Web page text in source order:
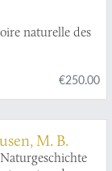
naturelle des
€250.00
M. B.